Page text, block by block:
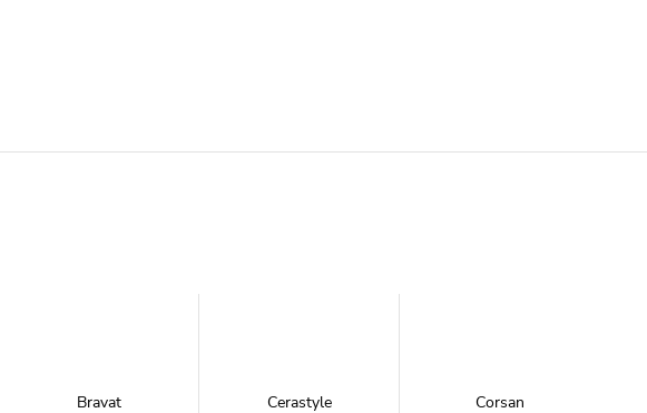
Bravat Cerastyle Corsan